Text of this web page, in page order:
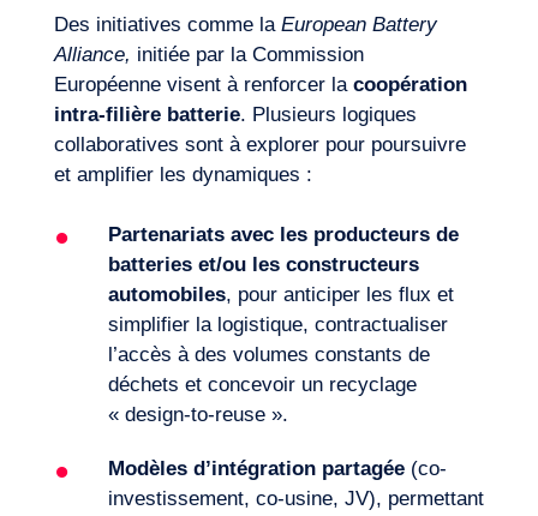
Des initiatives comme la European Battery
Alliance, initiée par la Commission
Européenne visent à renforcer la coopération
intra-filière batterie. Plusieurs logiques
collaboratives sont à explorer pour poursuivre
et amplifier les dynamiques :
Partenariats avec les producteurs de
batteries et/ou les constructeurs
automobiles, pour anticiper les flux et
simplifier la logistique, contractualiser
l’accès à des volumes constants de
déchets et concevoir un recyclage
« design-to-reuse ».
Modèles d’intégration partagée(co-
investissement, co-usine, JV), permettant